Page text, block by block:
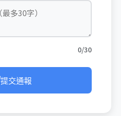
0/30
提交通報